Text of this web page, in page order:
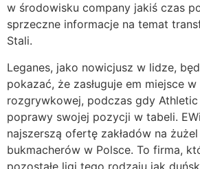
w środowisku company jakiś czas
sprzeczne informacje na temat
Stali.
Leganes, jako nowicjusz w lidze,
pokazać, że zasługuje em miejsce
rozgrywkowej, podczas gdy
poprawy swojej pozycji w tabeli.
najszerszą ofertę zakładów na
bukmacherów w Polsce. To firma,
pozostałe ligi tego rodzaju jak